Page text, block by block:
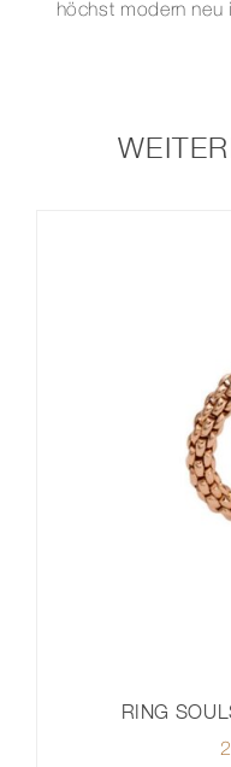
höchst modern neu
RING